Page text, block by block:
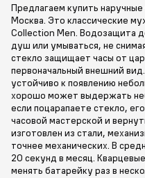
Предлагаем купить наручные
Москва. Это классические
Collection Men. Водозащита
душ или умываться, не
стекло защищает часы от
первоначальный внешний
устойчиво к появлению
хорошо может выдержать
если поцарапаете стекло,
часовой мастерской и
изготовлен из стали,
точнее механических. В
20 секунд в месяц.
менять батарейку раз в